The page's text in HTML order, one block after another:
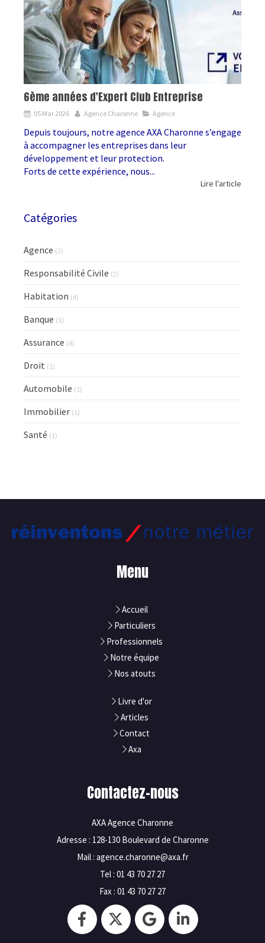
6ème années d'Expert Club Entreprise
05 Mar 2026 Agence Charonne Agence
Depuis toujours, notre agence AXA Charonne s’engage
à accompagner les entreprises dans leur
développement et leur protection.
Forts de cette expérience, nous...
Lire l'article
Catégories
Agence (3)
Responsabilité Civile (2)
Habitation (4)
Banque (3)
Assurance (8)
Droit (1)
Automobile (1)
Immobilier (1)
Santé (1)
Menu
Accueil
Particuliers
Professionnels
Notre équipe
Nos atouts
Livre d'or
Articles
Contact
Axa
Contactez-nous
AXA Agence Charonne
Adresse : 128-130 Boulevard de Charonne
Mail : agence.charonne@axa.fr
Tel : 01 43 70 27 27
Fax : 01 43 70 27 27